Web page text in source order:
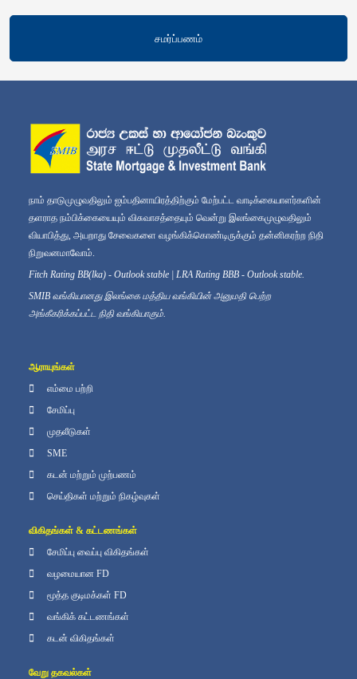
சமர்ப்பணம்
நாம் தாடுமுழுவதிலும் ஐம்பதினாயிரத்திற்கும் மேற்பட்ட வாடிக்கையாளர்களின்
தளராத நம்பிக்கையையும் விசுவாசத்தையும் வென்று இலங்கைமுழுவதிலும்
வியாபித்து, அயறாது சேவைகளை வழங்கிக்கொண்டிருக்கும் தன்னிகரற்ற நிதி
நிறுவனமாவோம்.
Fitch Rating BB(lka) - Outlook stable | LRA Rating BBB - Outlook stable.
SMIB வங்கியானது இலங்கை மத்திய வங்கியின் அனுமதி பெற்ற
அங்கீகரிக்கப்பட்ட நிதி வங்கியாகும்.
ஆராயுங்கள்
எம்மை பற்றி
சேமிப்பு
முதலீடுகள்
SME
கடன் மற்றும் முற்பணம்
செய்திகள் மற்றும் நிகழ்வுகள்
விகிதங்கள் & கட்டணங்கள்
சேமிப்பு வைப்பு விகிதங்கள்
வழமையான FD
மூத்த குடிமக்கள் FD
வங்கிக் கட்டணங்கள்
கடன் விகிதங்கள்
வேறு தகவல்கள்